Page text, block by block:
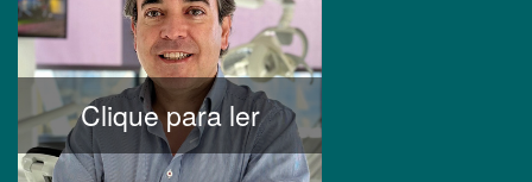
Clique para ler